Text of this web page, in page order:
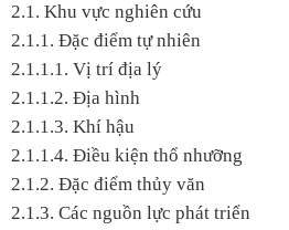
2.1. Khu vực nghiên cứu
2.1.1. Đặc điểm tự nhiên
2.1.1.1. Vị trí địa lý
2.1.1.2. Địa hình
2.1.1.3. Khí hậu
2.1.1.4. Điều kiện thổ nhưỡng
2.1.2. Đặc điểm thủy văn
2.1.3. Các nguồn lực phát triển